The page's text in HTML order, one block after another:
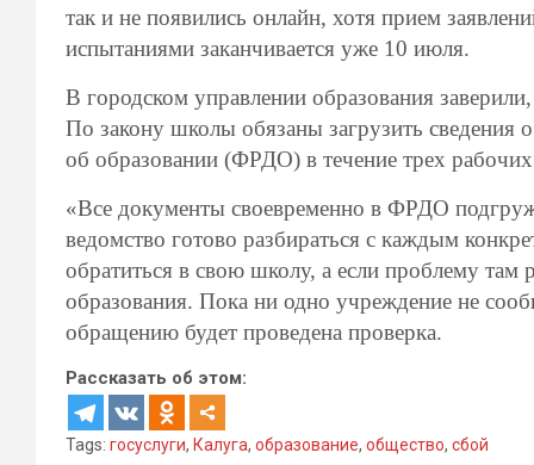
так и не появились онлайн, хотя прием
испытаниями заканчивается уже 10 июля.
В городском управлении образования
По закону школы обязаны загрузить сведения
об образовании (ФРДО) в течение трех
«Все документы своевременно в ФРДО
ведомство готово разбираться с каждым
обратиться в свою школу, а если проблему там
образования. Пока ни одно учреждение не
обращению будет проведена проверка.
Рассказать об этом:
Tags: госуслуги, Калуга, образование, общество, сбой